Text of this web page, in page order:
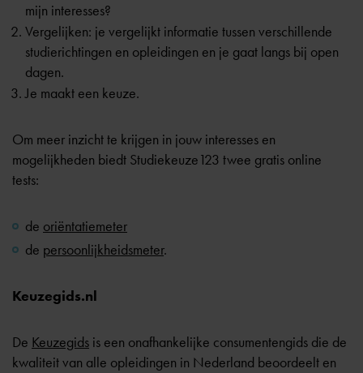
mijn interesses?
Vergelijken: je vergelijkt informatie tussen verschillende
studierichtingen en opleidingen en je gaat langs bij open
dagen.
Je maakt een keuze.
Om meer inzicht te krijgen in jouw interesses en
mogelijkheden biedt Studiekeuze123 twee gratis online
tests:
de oriëntatiemeter
de persoonlijkheidsmeter.
Keuzegids.nl
De Keuzegids is een onafhankelijke consumentengids die de
kwaliteit van alle opleidingen in Nederland beoordeelt en